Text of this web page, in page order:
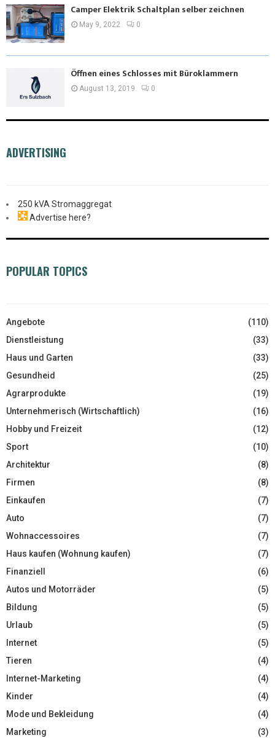
Camper Elektrik Schaltplan selber zeichnen
May 9, 2022 0
Öffnen eines Schlosses mit Büroklammern
August 13, 2019 0
ADVERTISING
250 kVA Stromaggregat
Advertise here?
POPULAR TOPICS
Angebote
(110)
Dienstleistung
(33)
Haus und Garten
(33)
Gesundheid
(25)
Agrarprodukte
(19)
Unternehmerisch (Wirtschaftlich)
(16)
Hobby und Freizeit
(12)
Sport
(10)
Architektur
(8)
Firmen
(8)
Einkaufen
(7)
Auto
(7)
Wohnaccessoires
(7)
Haus kaufen (Wohnung kaufen)
(7)
Finanziell
(6)
Autos und Motorräder
(5)
Bildung
(5)
Urlaub
(5)
Internet
(5)
Tieren
(4)
Internet-Marketing
(4)
Kinder
(4)
Mode und Bekleidung
(4)
Marketing
(3)